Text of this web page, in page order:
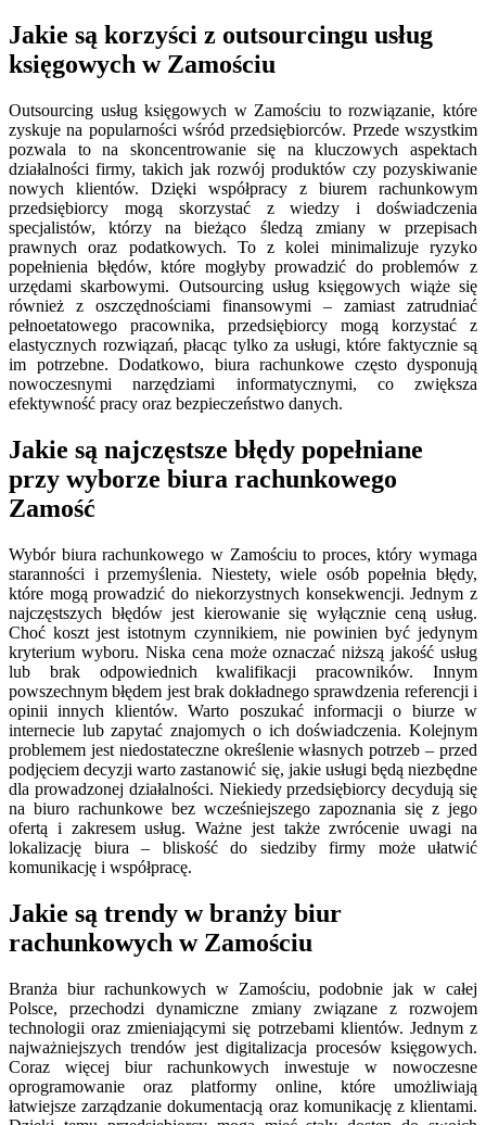
Jakie są korzyści z outsourcingu usług
księgowych w Zamościu
Outsourcing usług księgowych w Zamościu to rozwiązanie, które
zyskuje na popularności wśród przedsiębiorców. Przede wszystkim
pozwala to na skoncentrowanie się na kluczowych aspektach
działalności firmy, takich jak rozwój produktów czy pozyskiwanie
nowych klientów. Dzięki współpracy z biurem rachunkowym
przedsiębiorcy mogą skorzystać z wiedzy i doświadczenia
specjalistów, którzy na bieżąco śledzą zmiany w przepisach
prawnych oraz podatkowych. To z kolei minimalizuje ryzyko
popełnienia błędów, które mogłyby prowadzić do problemów z
urzędami skarbowymi. Outsourcing usług księgowych wiąże się
również z oszczędnościami finansowymi – zamiast zatrudniać
pełnoetatowego pracownika, przedsiębiorcy mogą korzystać z
elastycznych rozwiązań, płacąc tylko za usługi, które faktycznie są
im potrzebne. Dodatkowo, biura rachunkowe często dysponują
nowoczesnymi narzędziami informatycznymi, co zwiększa
efektywność pracy oraz bezpieczeństwo danych.
Jakie są najczęstsze błędy popełniane
przy wyborze biura rachunkowego
Zamość
Wybór biura rachunkowego w Zamościu to proces, który wymaga
staranności i przemyślenia. Niestety, wiele osób popełnia błędy,
które mogą prowadzić do niekorzystnych konsekwencji. Jednym z
najczęstszych błędów jest kierowanie się wyłącznie ceną usług.
Choć koszt jest istotnym czynnikiem, nie powinien być jedynym
kryterium wyboru. Niska cena może oznaczać niższą jakość usług
lub brak odpowiednich kwalifikacji pracowników. Innym
powszechnym błędem jest brak dokładnego sprawdzenia referencji i
opinii innych klientów. Warto poszukać informacji o biurze w
internecie lub zapytać znajomych o ich doświadczenia. Kolejnym
problemem jest niedostateczne określenie własnych potrzeb – przed
podjęciem decyzji warto zastanowić się, jakie usługi będą niezbędne
dla prowadzonej działalności. Niekiedy przedsiębiorcy decydują się
na biuro rachunkowe bez wcześniejszego zapoznania się z jego
ofertą i zakresem usług. Ważne jest także zwrócenie uwagi na
lokalizację biura – bliskość do siedziby firmy może ułatwić
komunikację i współpracę.
Jakie są trendy w branży biur
rachunkowych w Zamościu
Branża biur rachunkowych w Zamościu, podobnie jak w całej
Polsce, przechodzi dynamiczne zmiany związane z rozwojem
technologii oraz zmieniającymi się potrzebami klientów. Jednym z
najważniejszych trendów jest digitalizacja procesów księgowych.
Coraz więcej biur rachunkowych inwestuje w nowoczesne
oprogramowanie oraz platformy online, które umożliwiają
łatwiejsze zarządzanie dokumentacją oraz komunikację z klientami.